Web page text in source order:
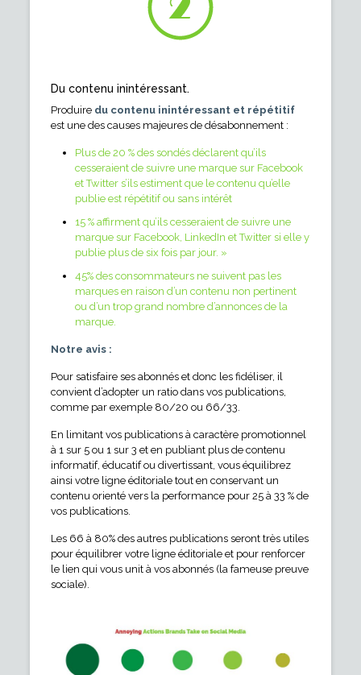
Du contenu inintéressant.
Produire du contenu inintéressant et répétitif
est une des causes majeures de désabonnement :
Plus de 20 % des sondés déclarent qu’ils
cesseraient de suivre une marque sur Facebook
et Twitter s’ils estiment que le contenu qu’elle
publie est répétitif ou sans intérêt
15 % affirment qu’ils cesseraient de suivre une
marque sur Facebook, LinkedIn et Twitter si elle y
publie plus de six fois par jour. »
45% des consommateurs ne suivent pas les
marques en raison d’un contenu non pertinent
ou d’un trop grand nombre d’annonces de la
marque.
Notre avis :
Pour satisfaire ses abonnés et donc les fidéliser, il
convient d’adopter un ratio dans vos publications,
comme par exemple 80/20 ou 66/33.
En limitant vos publications à caractère promotionnel
à 1 sur 5 ou 1 sur 3 et en publiant plus de contenu
informatif, éducatif ou divertissant, vous équilibrez
ainsi votre ligne éditoriale tout en conservant un
contenu orienté vers la performance pour 25 à 33 % de
vos publications.
Les 66 à 80% des autres publications seront très utiles
pour équilibrer votre ligne éditoriale et pour renforcer
le lien qui vous unit à vos abonnés (la fameuse preuve
sociale).